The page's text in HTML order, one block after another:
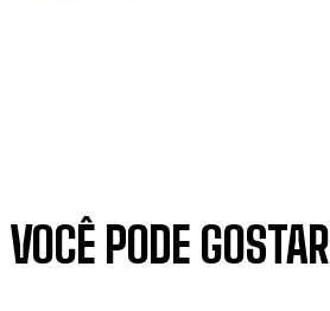
VOCÊ PODE GOSTAR